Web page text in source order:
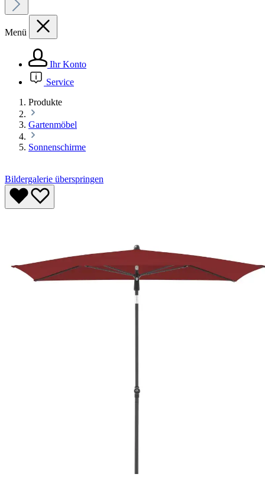
Menü
Ihr Konto
Service
Produkte
Gartenmöbel
Sonnenschirme
Bildergalerie überspringen